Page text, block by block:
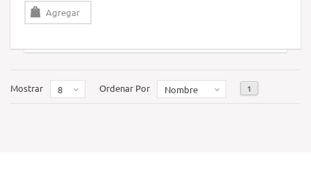
Agregar
Mostrar 8 Ordenar Por Nombre 1